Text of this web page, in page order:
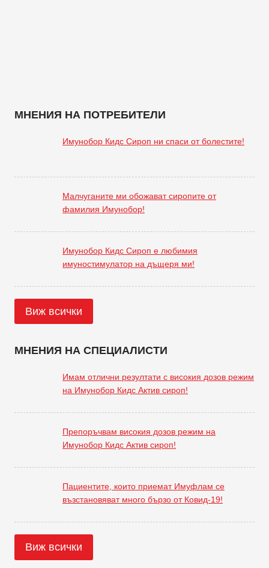
МНЕНИЯ НА ПОТРЕБИТЕЛИ
Имунобор Кидс Сироп ни спаси от болестите!
Малчуганите ми обожават сиропите от
фамилия Имунобор!
Имунобор Кидс Сироп е любимия
имуностимулатор на дъщеря ми!
Виж всички
МНЕНИЯ НА СПЕЦИАЛИСТИ
Имам отлични резултати с високия дозов режим
на Имунобор Кидс Актив сироп!
Препоръчвам високия дозов режим на
Имунобор Кидс Актив сироп!
Пациентите, които приемат Имуфлам се
възстановяват много бързо от Ковид-19!
Виж всички